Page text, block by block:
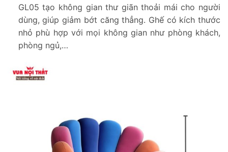
GL05 tạo không gian thư giãn thoải mái cho người
dùng, giúp giảm bớt căng thẳng. Ghế có kích thước
nhỏ phù hợp với mọi không gian như phòng khách,
phòng ngủ,…